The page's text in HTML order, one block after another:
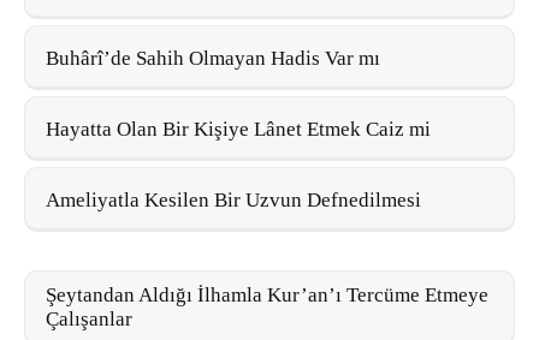
Buhârî’de Sahih Olmayan Hadis Var mı
Hayatta Olan Bir Kişiye Lânet Etmek Caiz mi
Ameliyatla Kesilen Bir Uzvun Defnedilmesi
Şeytandan Aldığı İlhamla Kur’an’ı Tercüme Etmeye
Çalışanlar